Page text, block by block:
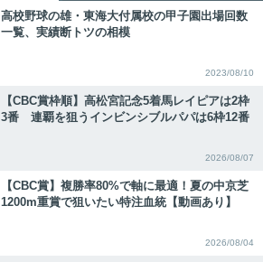
高校野球の雄・東海大付属校の甲子園出場回数
一覧、実績断トツの相模
2023/08/10
【CBC賞枠順】高松宮記念5着馬レイピアは2枠
3番 連覇を狙うインビンシブルパパは6枠12番
2026/08/07
【CBC賞】複勝率80%で軸に最適！夏の中京芝
1200m重賞で狙いたい特注血統【動画あり】
2026/08/04